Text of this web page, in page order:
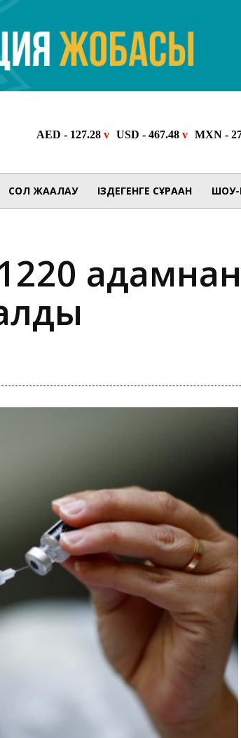
СОЛ ЖАҒАЛАУ ІЗДЕГЕНГЕ СҰРАҒАН ШОУ-
1220 адамнан